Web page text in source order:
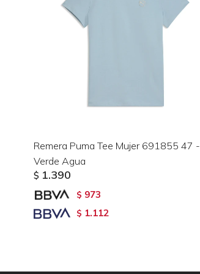
Remera Puma Tee Mujer 691855 47 -
Verde Agua
$ 1.390
$ 973
$ 1.112